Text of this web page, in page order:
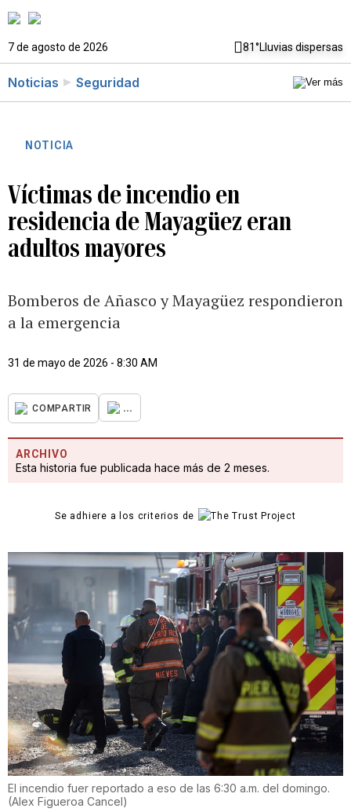
7 de agosto de 2026 81°Lluvias dispersas
Noticias Seguridad
NOTICIA
Víctimas de incendio en
residencia de Mayagüez eran
adultos mayores
Bomberos de Añasco y Mayagüez respondieron
a la emergencia
31 de mayo de 2026 - 8:30 AM
COMPARTIR ...
ARCHIVO
Esta historia fue publicada hace más de 2 meses.
Se adhiere a los criterios de
El incendio fuer reportado a eso de las 6:30 a.m. del domingo.
(Alex Figueroa Cancel)